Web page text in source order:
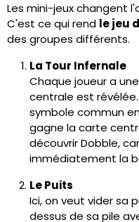
Les mini-jeux changent
C'est ce qui rend le jeu
des groupes différents.
La Tour Infernale
Chaque joueur a
centrale est
symbole commun
gagne la carte
découvrir Dobble,
immédiatement la
Le Puits
Ici, on veut vider sa
dessus de sa pile